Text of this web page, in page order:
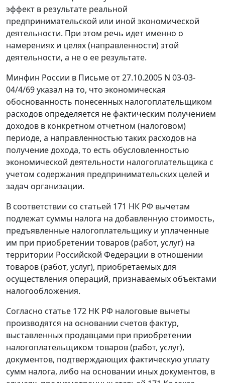
эффект в результате реальной
предпринимательской или иной экономической
деятельности. При этом речь идет именно о
намерениях и целях (направленности) этой
деятельности, а не о ее результате.
Минфин России в Письме от 27.10.2005 N 03-03-
04/4/69 указал на то, что экономическая
обоснованность понесенных налогоплательщиком
расходов определяется не фактическим получением
доходов в конкретном отчетном (налоговом)
периоде, а направленностью таких расходов на
получение дохода, то есть обусловленностью
экономической деятельности налогоплательщика с
учетом содержания предпринимательских целей и
задач организации.
В соответствии со статьей 171 НК РФ вычетам
подлежат суммы налога на добавленную стоимость,
предъявленные налогоплательщику и уплаченные
им при приобретении товаров (работ, услуг) на
территории Российской Федерации в отношении
товаров (работ, услуг), приобретаемых для
осуществления операций, признаваемых объектами
налогообложения.
Согласно статье 172 НК РФ налоговые вычеты
производятся на основании счетов фактур,
выставленных продавцами при приобретении
налогоплательщиком товаров (работ, услуг),
документов, подтверждающих фактическую уплату
сумм налога, либо на основании иных документов, в